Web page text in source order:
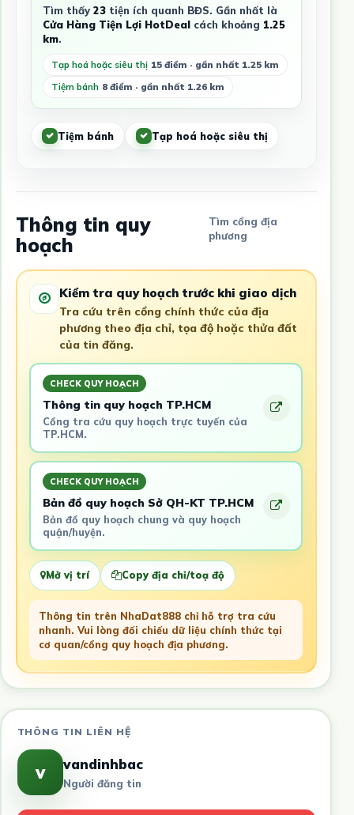
Tìm thấy 23tiện ích quanh BĐS. Gần nhất là
Cửa Hàng Tiện Lợi HotDealcách khoảng 1.25
km.
Tạp hoá hoặc siêu thị 15 điểm · gần nhất 1.25 km
Tiệm bánh 8 điểm · gần nhất 1.26 km
Tiệm bánh Tạp hoá hoặc siêu thị
Thông tin quy
hoạch
Tìm cổng địa
phương
Kiểm tra quy hoạch trước khi giao dịch
Tra cứu trên cổng chính thức của địa
phương theo địa chỉ, tọa độ hoặc thửa đất
của tin đăng.
CHECK QUY HOẠCH
Thông tin quy hoạch TP.HCM
Cổng tra cứu quy hoạch trực tuyến của
TP.HCM.
CHECK QUY HOẠCH
Bản đồ quy hoạch Sở QH-KT TP.HCM
Bản đồ quy hoạch chung và quy hoạch
quận/huyện.
Mở vị trí Copy địa chỉ/toạ độ
Thông tin trên NhaDat888 chỉ hỗ trợ tra cứu
nhanh. Vui lòng đối chiếu dữ liệu chính thức tại
cơ quan/cổng quy hoạch địa phương.
THÔNG TIN LIÊN HỆ
v vandinhbac
Người đăng tin